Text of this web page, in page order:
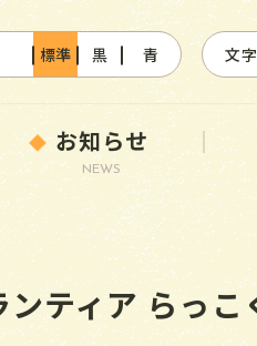
標準 黒 青
お知らせ
NEWS
ティア らっこ